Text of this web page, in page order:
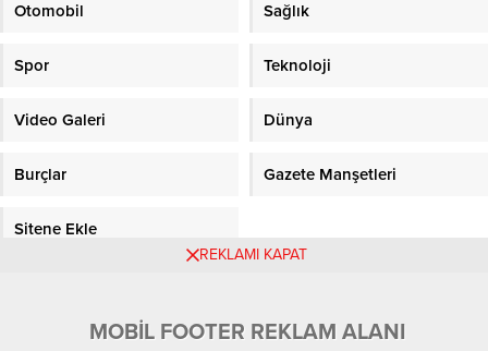
Otomobil Sağlık
Spor Teknoloji
Video Galeri Dünya
Burçlar Gazete Manşetleri
Sitene Ekle
REKLAMI KAPAT
MOBİL FOOTER REKLAM ALANI